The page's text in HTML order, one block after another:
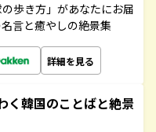
歩き方」があなたにお届
言と癒やしの絶景集
詳細を見る
く韓国のことばと絶景